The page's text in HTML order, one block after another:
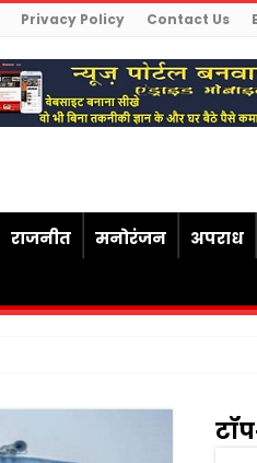
Privacy Policy Contact Us
राजनीत मनोरंजन अपराध